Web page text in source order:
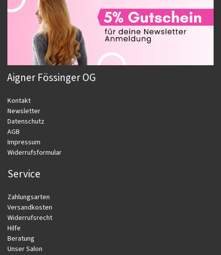
Aigner Fössinger OG
Kontakt
Newsletter
Datenschutz
AGB
Impressum
Widerrufsformular
Service
Zahlungsarten
Versandkosten
Widerrufsrecht
Hilfe
Beratung
Unser Salon